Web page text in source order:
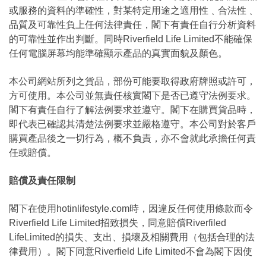
或服務的資料的準確性，對某特定用途之適用性﹑合法性﹑
品質及可靠性負上任何法律責任，閣下有責任自行分析資料
的可靠性並作出判斷。同時Riverfield Life Limited不能確保
任何電腦屏幕均能準確顯示產品的真實面貌及顏色。
本公司網站所列之貨品，部份可能要取得政府牌照或許可，
方可使用。本公司並無責任核實閣下是否已遵守法例要求。
閣下有責任自行了解法例要求並遵守。閣下在購買貨品時，
即代表已確認其清楚法例要求並嚴格遵守。本公司對於客戶
購買產品後之一切行為，概不負責，亦不會就此承擔任何責
任或賠償。
賠償及責任限制
閣下在使用hotinlifestyle.com時，因違反任何使用條款而令
Riverfield Life Limited招致損失，同意賠償Riverfiled
LifeLimited的損失、支出、損壞及相關費用（包括合理的法
律費用）。閣下同意Riverfield Life Limited不會為閣下因使